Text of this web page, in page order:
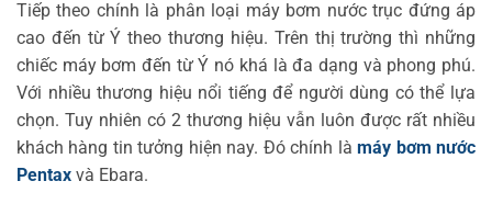
Tiếp theo chính là phân loại máy bơm nước trục đứng áp
cao đến từ Ý theo thương hiệu. Trên thị trường thì những
chiếc máy bơm đến từ Ý nó khá là đa dạng và phong phú.
Với nhiều thương hiệu nổi tiếng để người dùng có thể lựa
chọn. Tuy nhiên có 2 thương hiệu vẫn luôn được rất nhiều
khách hàng tin tưởng hiện nay. Đó chính làmáy bơm nước
Pentax và Ebara.